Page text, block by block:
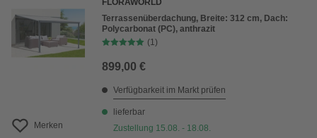
Merken
FLORAWORLD
Terrassenüberdachung, Breite: 312 cm, Dach:
Polycarbonat (PC), anthrazit
(1)
899,00 €
Verfügbarkeit im Markt prüfen
lieferbar
Zustellung 15.08. - 18.08.